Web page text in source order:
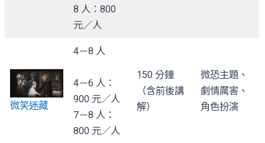
8 人：800
元／人
微笑迷藏
4－8 人
4－6 人：
900 元／人
7－8 人：
800 元／人
150 分鐘
（含前後講
解）
微恐主題、
劇情厲害、
角色扮演